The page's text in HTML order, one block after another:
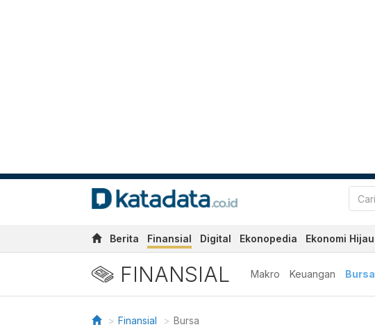
Berita Finansial Digital Ekonopedia Ekonomi Hijau
FINANSIAL Makro Keuangan Bursa
Finansial Bursa